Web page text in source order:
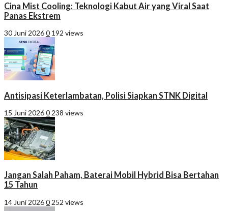
Cina Mist Cooling: Teknologi Kabut Air yang Viral Saat
Panas Ekstrem
30 Juni 20260 192 views
Antisipasi Keterlambatan, Polisi Siapkan STNK Digital
15 Juni 20260 238 views
Jangan Salah Paham, Baterai Mobil Hybrid Bisa Bertahan
15 Tahun
14 Juni 20260 252 views